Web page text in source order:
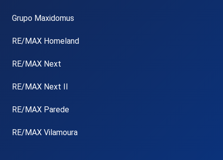
Grupo Maxidomus
RE/MAX Homeland
RE/MAX Next
RE/MAX Next II
RE/MAX Parede
RE/MAX Vilamoura